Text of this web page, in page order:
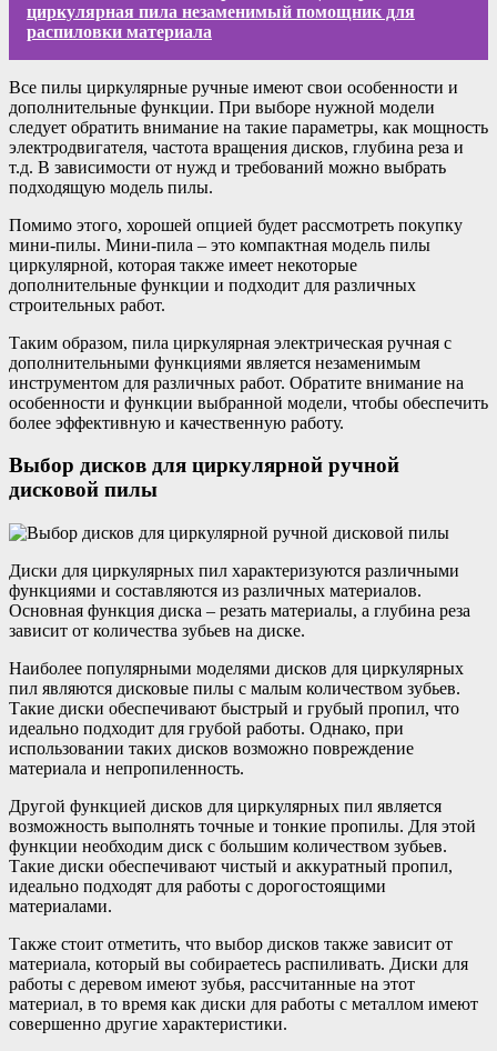
циркулярная пила незаменимый помощник для
распиловки материала
Все пилы циркулярные ручные имеют свои особенности и
дополнительные функции. При выборе нужной модели
следует обратить внимание на такие параметры, как мощность
электродвигателя, частота вращения дисков, глубина реза и
т.д. В зависимости от нужд и требований можно выбрать
подходящую модель пилы.
Помимо этого, хорошей опцией будет рассмотреть покупку
мини-пилы. Мини-пила – это компактная модель пилы
циркулярной, которая также имеет некоторые
дополнительные функции и подходит для различных
строительных работ.
Таким образом, пила циркулярная электрическая ручная с
дополнительными функциями является незаменимым
инструментом для различных работ. Обратите внимание на
особенности и функции выбранной модели, чтобы обеспечить
более эффективную и качественную работу.
Выбор дисков для циркулярной ручной
дисковой пилы
Диски для циркулярных пил характеризуются различными
функциями и составляются из различных материалов.
Основная функция диска – резать материалы, а глубина реза
зависит от количества зубьев на диске.
Наиболее популярными моделями дисков для циркулярных
пил являются дисковые пилы с малым количеством зубьев.
Такие диски обеспечивают быстрый и грубый пропил, что
идеально подходит для грубой работы. Однако, при
использовании таких дисков возможно повреждение
материала и непропиленность.
Другой функцией дисков для циркулярных пил является
возможность выполнять точные и тонкие пропилы. Для этой
функции необходим диск с большим количеством зубьев.
Такие диски обеспечивают чистый и аккуратный пропил,
идеально подходят для работы с дорогостоящими
материалами.
Также стоит отметить, что выбор дисков также зависит от
материала, который вы собираетесь распиливать. Диски для
работы с деревом имеют зубья, рассчитанные на этот
материал, в то время как диски для работы с металлом имеют
совершенно другие характеристики.